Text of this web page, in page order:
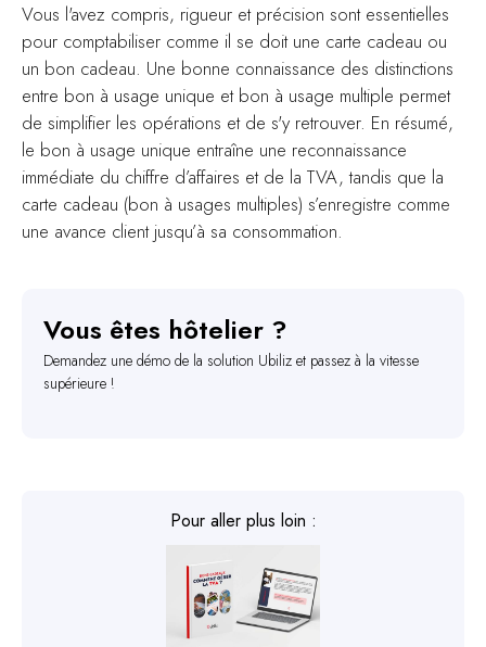
Vous l'avez compris, rigueur et précision sont essentielles
pour comptabiliser comme il se doit une carte cadeau ou
un bon cadeau. Une bonne connaissance des distinctions
entre bon à usage unique et bon à usage multiple permet
de simplifier les opérations et de s'y retrouver. En résumé,
le bon à usage unique entraîne une reconnaissance
immédiate du chiffre d’affaires et de la TVA, tandis que la
carte cadeau (bon à usages multiples) s’enregistre comme
une avance client jusqu’à sa consommation.
Vous êtes hôtelier ?
Demandez une démo de la solution Ubiliz et passez à la vitesse
supérieure !
Pour aller plus loin :